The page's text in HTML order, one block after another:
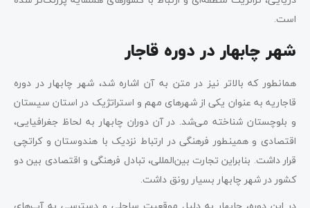
است.
شهر چابهار در دوره قاجار
همانطور که بالاتر نیز در متن به آن اشاره شد، شهر چابهار در دوره
قاجاریه به عنوان یکی از شهرهای مهم و استراتژیک در استان سیستان
و بلوچستان شناخته می‌شد. در آن دوران چابهار به لحاظ جغرافیایی،
اقتصادی و همینطور فرهنگی در ارتباط نزدیک با هندوستان و کراتچی
قرار داشت. بنابراین تجارت بین‌المللی، تبادل فرهنگی و اقتصادی بین دو
کشور در شهر چابهار بسیار رونق داشت.